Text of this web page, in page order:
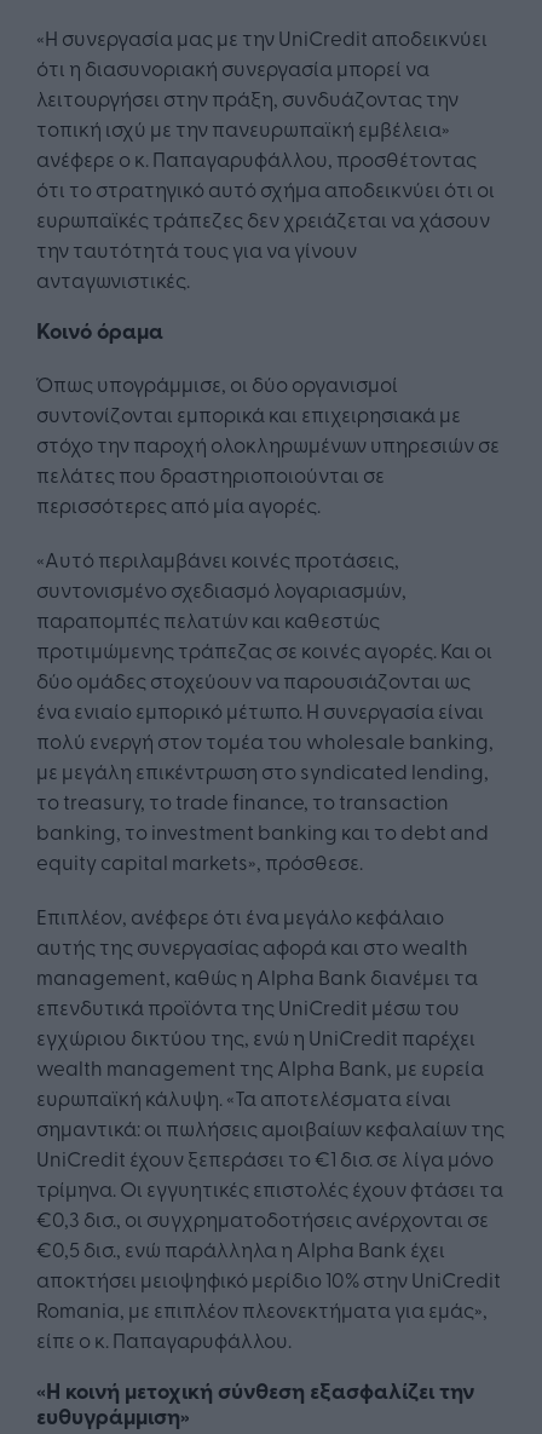
«Η συνεργασία μας με την UniCredit αποδεικνύει
ότι η διασυνοριακή συνεργασία μπορεί να
λειτουργήσει στην πράξη, συνδυάζοντας την
τοπική ισχύ με την πανευρωπαϊκή εμβέλεια»
ανέφερε ο κ. Παπαγαρυφάλλου, προσθέτοντας
ότι το στρατηγικό αυτό σχήμα αποδεικνύει ότι οι
ευρωπαϊκές τράπεζες δεν χρειάζεται να χάσουν
την ταυτότητά τους για να γίνουν
ανταγωνιστικές.
Κοινό όραμα
Όπως υπογράμμισε, οι δύο οργανισμοί
συντονίζονται εμπορικά και επιχειρησιακά με
στόχο την παροχή ολοκληρωμένων υπηρεσιών σε
πελάτες που δραστηριοποιούνται σε
περισσότερες από μία αγορές.
«Αυτό περιλαμβάνει κοινές προτάσεις,
συντονισμένο σχεδιασμό λογαριασμών,
παραπομπές πελατών και καθεστώς
προτιμώμενης τράπεζας σε κοινές αγορές. Και οι
δύο ομάδες στοχεύουν να παρουσιάζονται ως
ένα ενιαίο εμπορικό μέτωπο. Η συνεργασία είναι
πολύ ενεργή στον τομέα του wholesale banking,
με μεγάλη επικέντρωση στο syndicated lending,
το treasury, το trade finance, το transaction
banking, το investment banking και το debt and
equity capital markets», πρόσθεσε.
Επιπλέον, ανέφερε ότι ένα μεγάλο κεφάλαιο
αυτής της συνεργασίας αφορά και στο wealth
management, καθώς η Alpha Bank διανέμει τα
επενδυτικά προϊόντα της UniCredit μέσω του
εγχώριου δικτύου της, ενώ η UniCredit παρέχει
wealth management της Alpha Bank, με ευρεία
ευρωπαϊκή κάλυψη. «Τα αποτελέσματα είναι
σημαντικά: οι πωλήσεις αμοιβαίων κεφαλαίων της
UniCredit έχουν ξεπεράσει το €1 δισ. σε λίγα μόνο
τρίμηνα. Οι εγγυητικές επιστολές έχουν φτάσει τα
€0,3 δισ., οι συγχρηματοδοτήσεις ανέρχονται σε
€0,5 δισ., ενώ παράλληλα η Alpha Bank έχει
αποκτήσει μειοψηφικό μερίδιο 10% στην UniCredit
Romania, με επιπλέον πλεονεκτήματα για εμάς»,
είπε ο κ. Παπαγαρυφάλλου.
«Η κοινή μετοχική σύνθεση εξασφαλίζει την
ευθυγράμμιση»